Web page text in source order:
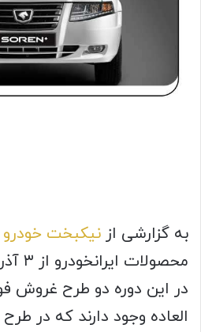
به گزارشی از نیکبخت خودرو
در این دوره دو طرح غروش
العاده وجود دارند که در